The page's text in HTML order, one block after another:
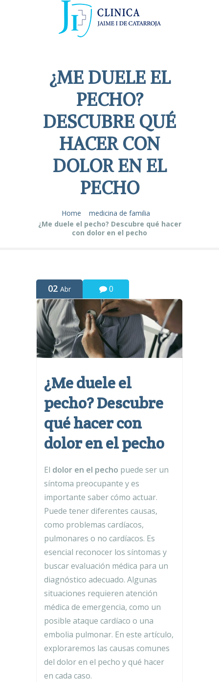
¿ME DUELE EL
PECHO?
DESCUBRE QUÉ
HACER CON
DOLOR EN EL
PECHO
Home
medicina de familia
¿Me duele el pecho? Descubre qué hacer
con dolor en el pecho
02 Abr 0
¿Me duele el
pecho? Descubre
qué hacer con
dolor en el pecho
El dolor en el pecho puede ser un
síntoma preocupante y es
importante saber cómo actuar.
Puede tener diferentes causas,
como problemas cardíacos,
pulmonares o no cardíacos. Es
esencial reconocer los síntomas y
buscar evaluación médica para un
diagnóstico adecuado. Algunas
situaciones requieren atención
médica de emergencia, como un
posible ataque cardíaco o una
embolia pulmonar. En este artículo,
exploraremos las causas comunes
del dolor en el pecho y qué hacer
en cada caso.